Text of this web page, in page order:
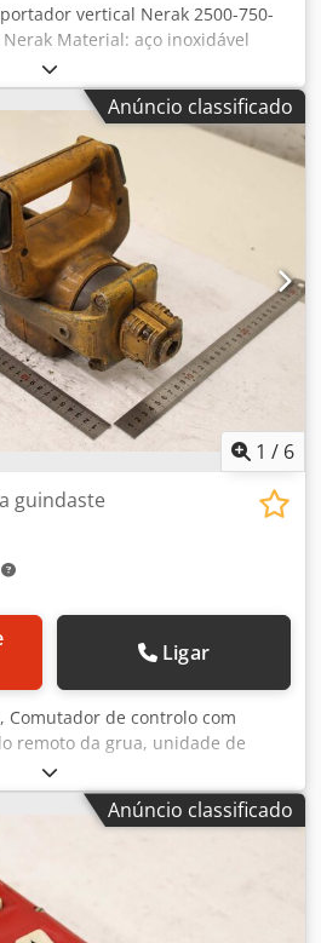
vertical Nerak 2500-750-
Nerak Material: aço inoxidável
de corrida: ambas as direções
2500 mm Tamanho máximo
750x650x350 mm CxLxA
do andaime (NB): 1155 mm Altura
20 peças. Motor: Motor SEW 380-
0,45 m/s Conteúdo da
sem guias laterais, barreiras
Cedowdbqfopfx Adworf
Conversor de frequência Para
e profissional, entre em
entrar em contato conosco por
prazer em ajudar você a
projetos. Estamos ansiosos
Sua equipe na Dr.
Seu especialista e contato para
Anúncio classificado
1 / 6
guindaste
Ligar
, Comutador de controlo com
remoto da grua, unidade de
sistema de controlo da grua,
comutador de controlo, bloco
comando para manipulador,
de elevação, grua
giratória para armazém, grua
posto de trabalho, garra para
de coluna. -Fabricante: Demag,
Anúncio classificado